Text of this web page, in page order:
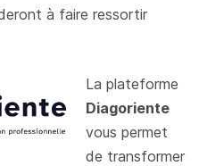
à faire ressortir
La plateforme
Diagoriente
vous permet
de transformer